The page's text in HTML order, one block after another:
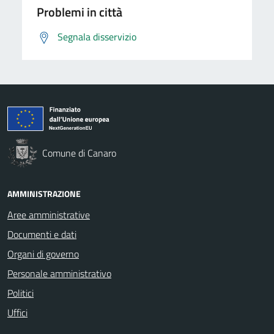
Problemi in città
Segnala disservizio
Comune di Canaro
AMMINISTRAZIONE
Aree amministrative
Documenti e dati
Organi di governo
Personale amministrativo
Politici
Uffici